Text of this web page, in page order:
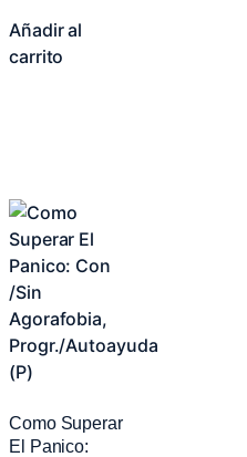
Añadir al
carrito
Como Superar
El Panico: